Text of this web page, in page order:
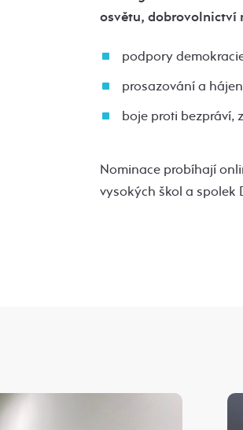
osvětu, dobrovolnictví
podpory
prosazování a
boje proti bezpráví,
Nominace probíhají
vysokých škol a spolek